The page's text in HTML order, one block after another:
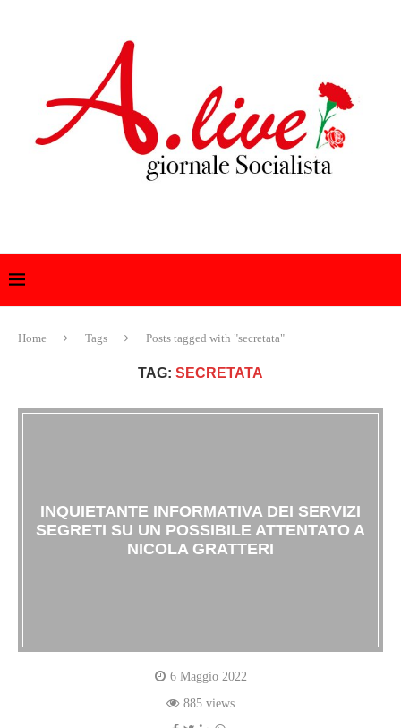
Home Tags Posts tagged with "secretata"
TAG: SECRETATA
INQUIETANTE INFORMATIVA DEI SERVIZI
SEGRETI SU UN POSSIBILE ATTENTATO A
NICOLA GRATTERI
6 Maggio 2022
885 views